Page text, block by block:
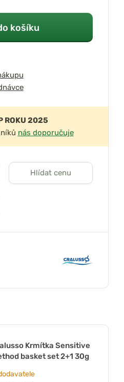
košíku
ROKU 2025
nás doporučuje
Hlídat cenu
Krmítka Sensitive
basket set 2+1 30g